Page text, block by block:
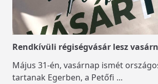
Rendkívüli régiségvásár lesz
Május 31-én, vasárnap ismét
tartanak Egerben, a Petőfi ...